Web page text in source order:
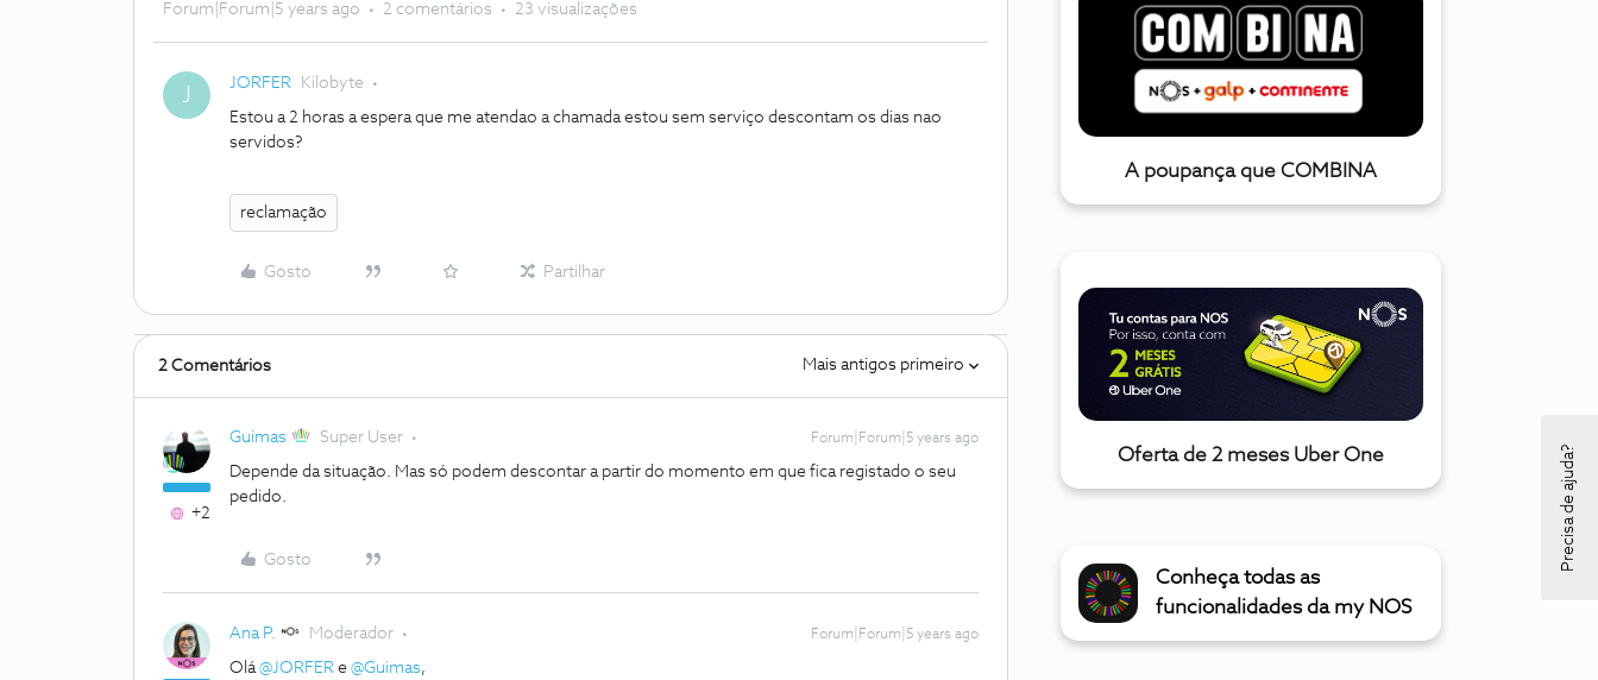
Forum|Forum|5 years ago 2 comentários 23 visualizações
J JORFER Kilobyte
Estou a 2 horas a espera que me atendao a chamada estou sem serviço descontam os dias nao
servidos?
reclamação
Gosto Partilhar
2 Comentários Mais antigos primeiro
+2
Guimas Super User Forum|Forum|5 years ago
Depende da situação. Mas só podem descontar a partir do momento em que fica registado o seu
pedido.
Gosto
Ana P. Moderador Forum|Forum|5 years ago
Olá@JORFER e @Guimas,
A poupança que COMBINA
Oferta de 2 meses Uber One
Conheça todas as
funcionalidades da my NOS
Precisa de ajuda?